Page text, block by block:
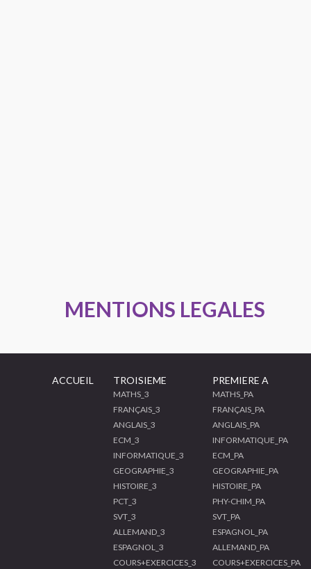
MENTIONS LEGALES
ACCUEIL TROISIEME
MATHS_3
FRANÇAIS_3
ANGLAIS_3
ECM_3
INFORMATIQUE_3
GEOGRAPHIE_3
HISTOIRE_3
PCT_3
SVT_3
ALLEMAND_3
ESPAGNOL_3
COURS+EXERCICES_3
PREMIERE A
MATHS_PA
FRANÇAIS_PA
ANGLAIS_PA
INFORMATIQUE_PA
ECM_PA
GEOGRAPHIE_PA
HISTOIRE_PA
PHY-CHIM_PA
SVT_PA
ESPAGNOL_PA
ALLEMAND_PA
COURS+EXERCICES_PA